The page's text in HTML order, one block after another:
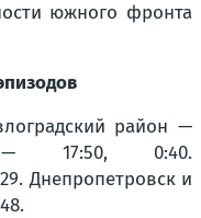
южного фронта
район —
— 17:50, 0:40.
Днепропетровск и